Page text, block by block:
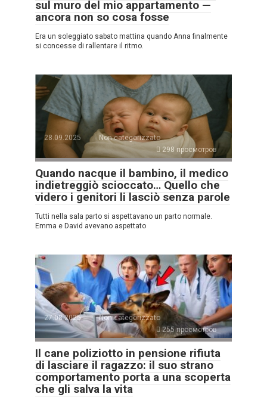
sul muro del mio appartamento —
ancora non so cosa fosse
Era un soleggiato sabato mattina quando Anna finalmente
si concesse di rallentare il ritmo.
28.09.2025
Non categorizzato
298 просмотров
Quando nacque il bambino, il medico
indietreggiò scioccato… Quello che
videro i genitori li lasciò senza parole
Tutti nella sala parto si aspettavano un parto normale.
Emma e David avevano aspettato
27.08.2025
Non categorizzato
255 просмотров
Il cane poliziotto in pensione rifiuta
di lasciare il ragazzo: il suo strano
comportamento porta a una scoperta
che gli salva la vita